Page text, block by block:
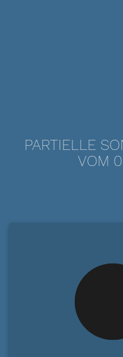
PARTIELLE
VOM